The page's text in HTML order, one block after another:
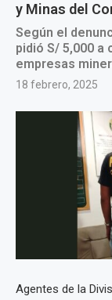
y Minas del
Según el
pidió S/ 5,000 a
empresas
18 febrero, 2025
Agentes de la